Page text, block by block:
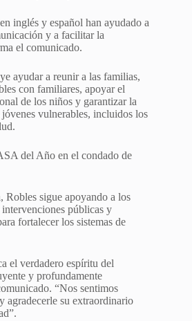
inglés y español han ayudado a
y a facilitar la
el comunicado.
ayudar a reunir a las familias,
con familiares, apoyar el
de los niños y garantizar la
vulnerables, incluidos los
del Año en el condado de
Robles sigue apoyando a los
públicas y
fortalecer los sistemas de
el verdadero espíritu del
y profundamente
“Nos sentimos
agradecerle su extraordinario